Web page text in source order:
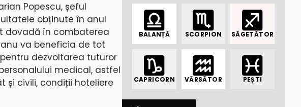
Popescu, șeful
obținute în anul
dovadă în combaterea
va beneficia de tot
pentru dezvoltarea tuturor
medical, astfel
și civili, condiții hoteliere
BALANȚĂ SCORPION SĂGETĂTOR
CAPRICORN VĂRSĂTOR PEȘTI